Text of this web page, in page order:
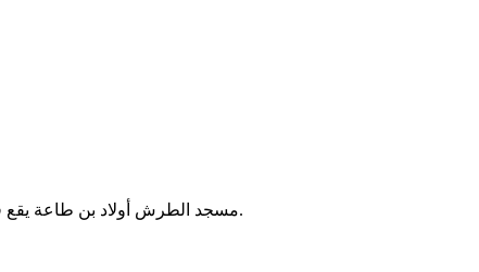
مسجد الطرش أولاد بن طاعة يقع في مدينة القنيطرة بالمغرب، ويخدم سكان المنطقة المجاورة للصلاة والأنشطة الدينية. لا تتوفر معلومات إضافية موثقة حول تاريخه أو خدماته.